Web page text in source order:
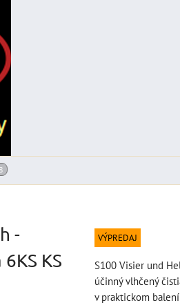
-
KS
VÝPREDAJ
S100 Visier und
účinný vlhčený
v praktickom